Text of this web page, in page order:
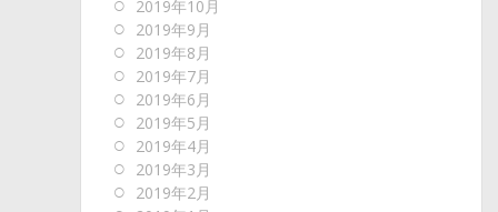
2019年10月
2019年9月
2019年8月
2019年7月
2019年6月
2019年5月
2019年4月
2019年3月
2019年2月